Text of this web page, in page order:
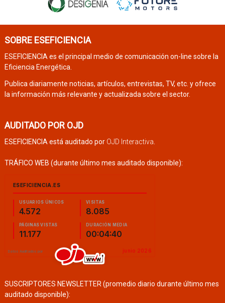
SOBRE ESEFICIENCIA
ESEFICIENCIA es el principal medio de comunicación on-line sobre la
Eficiencia Energética.
Publica diariamente noticias, artículos, entrevistas, TV, etc. y ofrece
la información más relevante y actualizada sobre el sector.
AUDITADO POR OJD
ESEFICIENCIA está auditado por OJD Interactiva
TRÁFICO WEB (durante último mes auditado disponible):
SUSCRIPTORES NEWSLETTER (promedio diario durante último mes
auditado disponible):